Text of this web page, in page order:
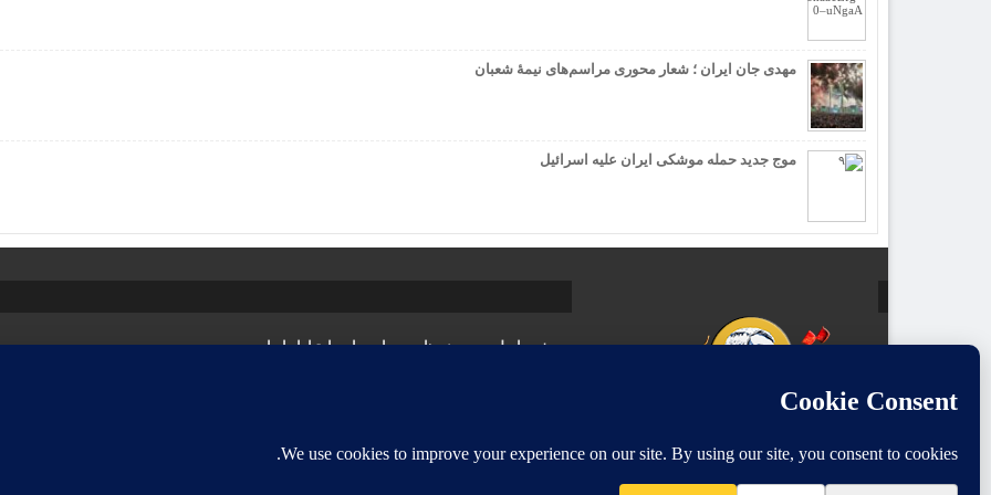
مهدی جان ایران ؛ شعار محوری مراسم‌های نیمۀ شعبان
موج جدید حمله موشکی ایران علیه اسرائیل
صفحه اصلی پیوند ها درباره ما
ارتباط با ما